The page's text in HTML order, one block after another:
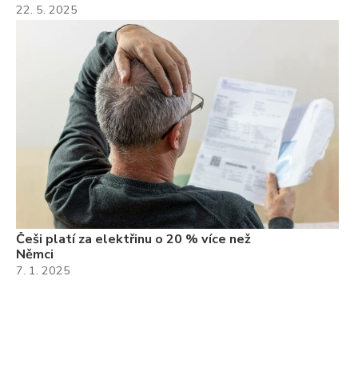
22. 5. 2025
Češi platí za elektřinu o 20 % více než
Němci
7. 1. 2025